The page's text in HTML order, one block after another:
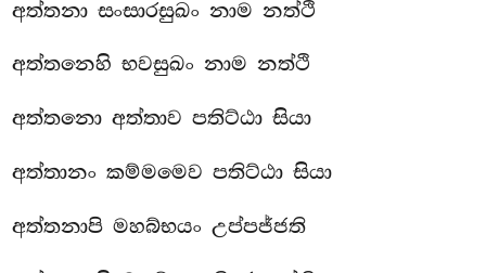
අත්තනා සංසාරසුඛං නාම නත්ථි
අත්තනෙහි භවසුඛං නාම නත්ථි
අත්තනො අත්තාව පතිට්ඨා සියා
අත්තානං කම්මමෙව පතිට්ඨා සියා
අත්තනාපි මහබ්භයං උප්පජ්ජති